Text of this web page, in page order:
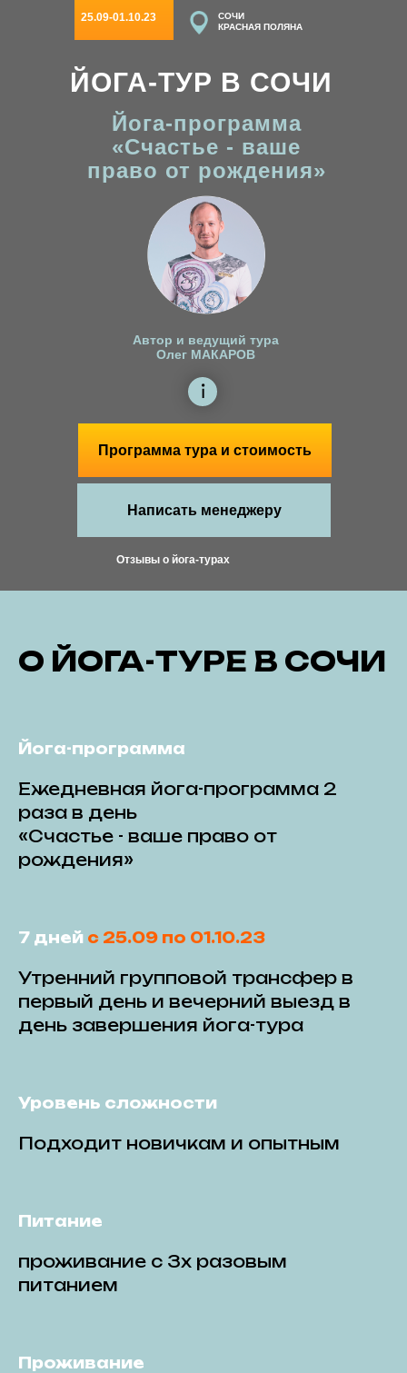
ЙОГА-ТУР В СОЧИ
Автор и ведущий тура
Олег МАКАРОВ
Написать менеджеру
Программа тура и стоимость
СОЧИ
КРАСНАЯ ПОЛЯНА
Отзывы о йога-турах
Йога-программа
«Счастье - ваше
право от рождения»
25.09-01.10.23
О ЙОГА-ТУРЕ В СОЧИ
Йога-программа
Ежедневная йога-программа 2
раза в день
«Счастье - ваше право от
рождения»
7 дней с 25.09 по 01.10.23
Утренний групповой трансфер в
первый день и вечерний выезд в
день завершения йога-тура
Уровень сложности
Подходит новичкам и опытным
Питание
проживание с 3х разовым
питанием
Проживание